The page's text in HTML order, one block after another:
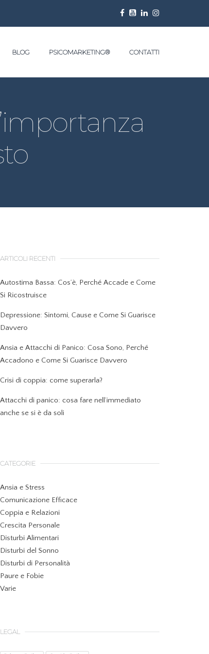
BLOG PSICOMARKETING® CONTATTI
ARTICOLI RECENTI
Autostima Bassa: Cos’è, Perché Accade e Come
Si Ricostruisce
Depressione: Sintomi, Cause e Come Si Guarisce
Davvero
Ansia e Attacchi di Panico: Cosa Sono, Perché
Accadono e Come Si Guarisce Davvero
Crisi di coppia: come superarla?
Attacchi di panico: cosa fare nell’immediato
anche se si è da soli
CATEGORIE
Ansia e Stress
Comunicazione Efficace
Coppia e Relazioni
Crescita Personale
Disturbi Alimentari
Disturbi del Sonno
Disturbi di Personalità
Paure e Fobie
Varie
LEGAL